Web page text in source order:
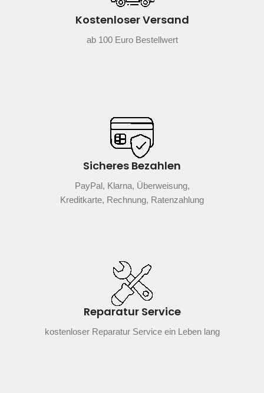
Kostenloser Versand
ab 100 Euro Bestellwert
Sicheres Bezahlen
PayPal, Klarna, Überweisung,
Kreditkarte, Rechnung, Ratenzahlung
Reparatur Service
kostenloser Reparatur Service ein Leben lang